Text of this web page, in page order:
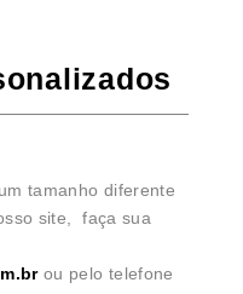
tamanho diferente
site, faça sua
ou pelo telefone